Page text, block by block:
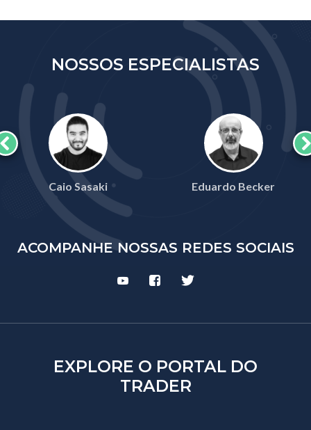
NOSSOS ESPECIALISTAS
Caio Sasaki Eduardo Becker
ACOMPANHE NOSSAS REDES SOCIAIS
EXPLORE O PORTAL DO
TRADER